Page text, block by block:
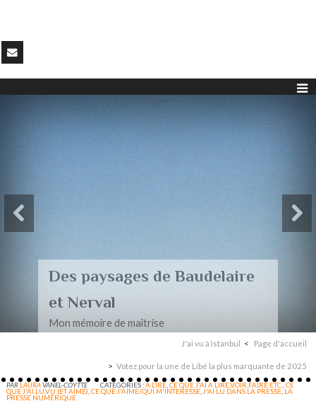
Des paysages de Baudelaire
et Nerval
Mon mémoire de maîtrise
J'ai vu à Istanbul Page d'accueil
Votez pour la une de Libé la plus marquante de 2025
PARLAURAVANEL-COYTTE CATÉGORIES :A LIRE ,CE QUE J'AI A LIRE,VOIR,FAIRE ETC.,CE
QUE J'AI LU,VU (ET AIMÉ) ,CE QUE J'AIME/QUI M'INTERESSE J'AI LU DANS LA PRESSE,LA
PRESSE NUMÉRIQUE